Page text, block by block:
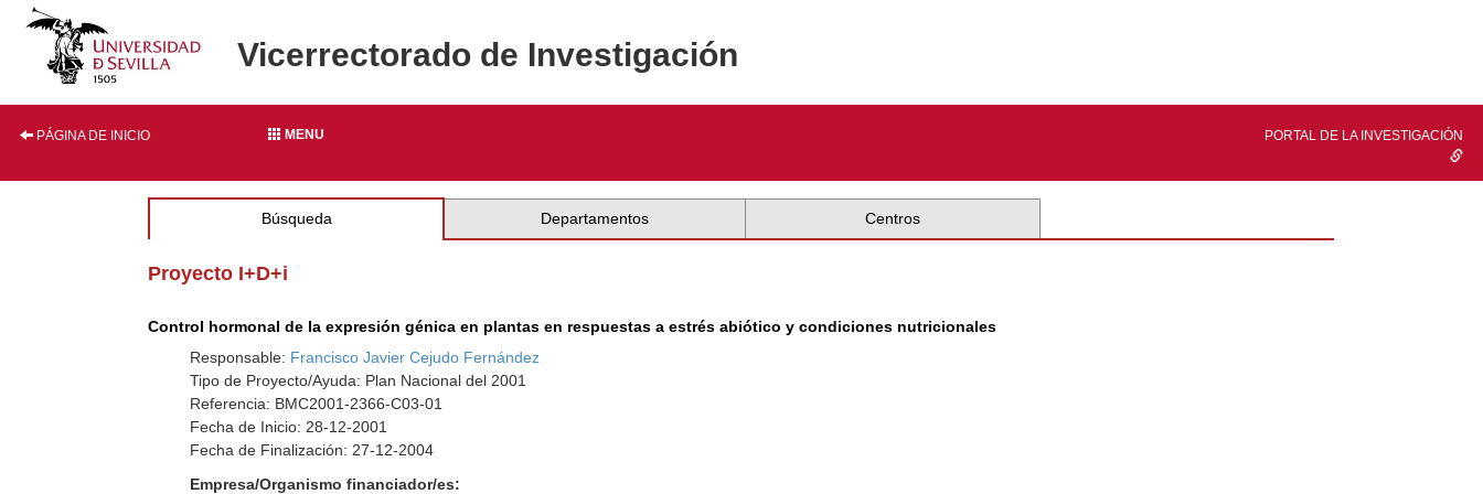
Vicerrectorado de Investigación
PÁGINA DE INICIO MENU PORTAL DE LA INVESTIGACIÓN
Búsqueda Departamentos Centros
Proyecto I+D+i
Control hormonal de la expresión génica en plantas en respuestas a estrés abiótico y condiciones nutricionales
Responsable: Francisco Javier Cejudo Fernández
Tipo de Proyecto/Ayuda: Plan Nacional del 2001
Referencia: BMC2001-2366-C03-01
Fecha de Inicio: 28-12-2001
Fecha de Finalización: 27-12-2004
Empresa/Organismo financiador/es: